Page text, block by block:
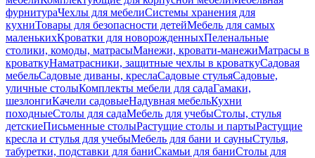
фурнитураЧехлы для мебелиСистемы хранения для
кухниТовары для безопасности детейМебель для самых
маленькихКроватки для новорожденныхПеленальные
столики, комоды, матрасыМанежи, кровати-манежиМатрасы в
кроваткуНаматрасники, защитные чехлы в кроваткуСадовая
мебельСадовые диваны, креслаСадовые стульяСадовые,
уличные столыКомплекты мебели для садаГамаки,
шезлонгиКачели садовыеНадувная мебельКухни
походныеСтолы для садаМебель для учебыСтолы, стулья
детскиеПисьменные столыРастущие столы и партыРастущие
кресла и стулья для учебыМебель для бани и сауныСтулья,
табуретки, подставки для баниСкамьи для баниСтолы для